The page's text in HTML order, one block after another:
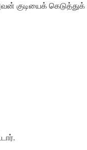
குடியைக் கெடுத்துக்